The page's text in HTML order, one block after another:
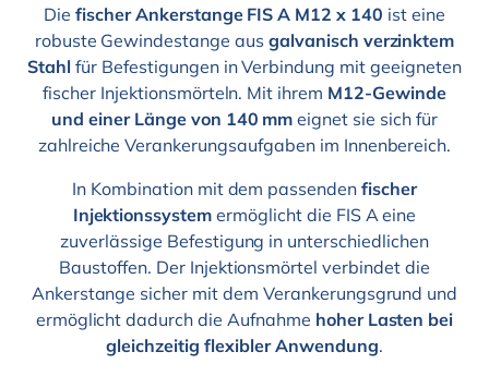
Diefischer Ankerstange FIS A M12 x 140 ist eine
robuste Gewindestange aus galvanisch verzinktem
Stahl für Befestigungen in Verbindung mit geeigneten
fischer Injektionsmörteln. Mit ihrem M12-Gewinde
und einer Länge von 140 mm eignet sie sich für
zahlreiche Verankerungsaufgaben im Innenbereich.
In Kombination mit dem passendenfischer
Injektionssystem ermöglicht die FIS A eine
zuverlässige Befestigung in unterschiedlichen
Baustoffen. Der Injektionsmörtel verbindet die
Ankerstange sicher mit dem Verankerungsgrund und
ermöglicht dadurch die Aufnahme hoher Lasten bei
gleichzeitig flexibler Anwendung.